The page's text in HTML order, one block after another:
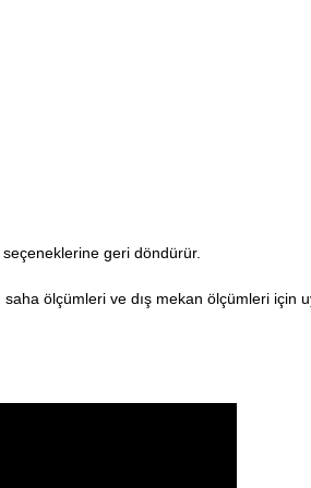
geri döndürür.
saha ölçümleri ve dış mekan ölçümleri için